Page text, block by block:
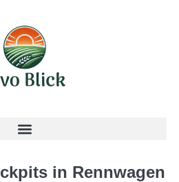
in Rennwagen